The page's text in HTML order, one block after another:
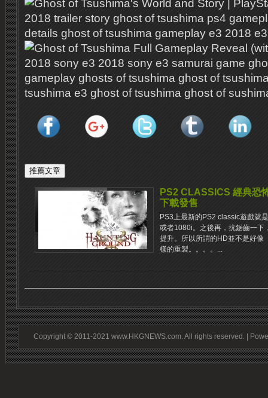
PS2 CLASSICS 經典恐
下載發售
PS3上最新的PS2 classic遊戲就
或者1080i。之後再，抗鋸齒一下
提升。所以所謂的HD並不是好
樣的重製。。。。...
Copyright © 2011-2021 www.HKGNEWS.com. All rights reserved. |